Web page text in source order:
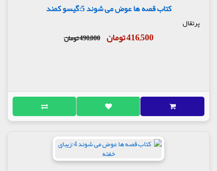
کتاب قصه ها عوض می شوند 5:گیسو کمند
پرتقال
416,500 تومان 490,000 تومان